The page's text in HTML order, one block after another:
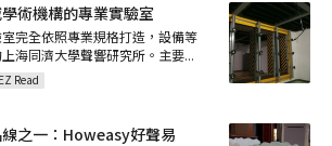
術機構的專業實驗室
完全依照專業規格打造，設備等
海同濟大學聲響研究所。主要...
EZ Read
之一：Howeasy好聲易